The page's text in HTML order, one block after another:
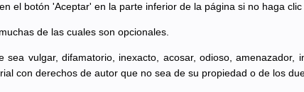
el botón 'Aceptar' en la parte inferior de la página si no haga clic
de las cuales son opcionales.
vulgar, difamatorio, inexacto, acosar, odioso,
con derechos de autor que no sea de su propiedad o de los